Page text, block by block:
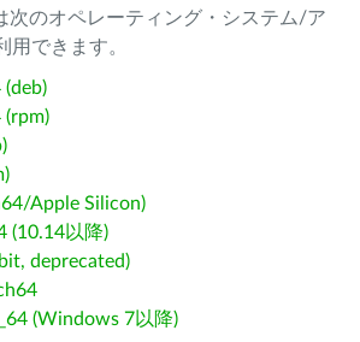
次のオペレーティング・システム/ア
用できます。
(deb)
(rpm)
Apple Silicon)
(10.14以降)
deprecated)
(Windows 7以降)